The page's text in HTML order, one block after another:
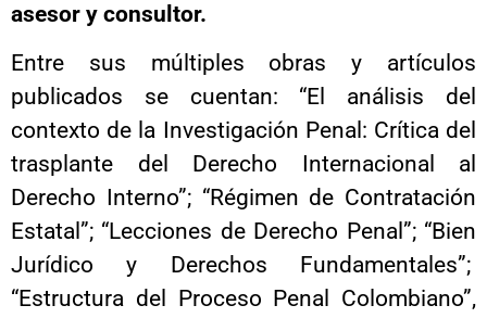
asesor y consultor.
Entre sus múltiples obras y artículos
publicados se cuentan: “El análisis del
contexto de la Investigación Penal: Crítica del
trasplante del Derecho Internacional al
Derecho Interno”; “Régimen de Contratación
Estatal”; “Lecciones de Derecho Penal”; “Bien
Jurídico y Derechos Fundamentales”;
“Estructura del Proceso Penal Colombiano”,